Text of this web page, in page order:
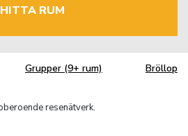
HITTA RUM
Grupper (9+ rum) Bröllop
resenätverk.